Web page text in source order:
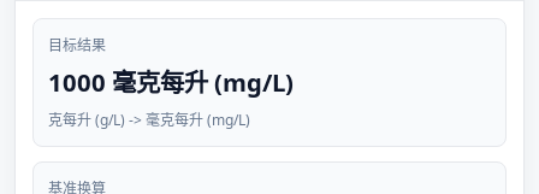
目标结果
1000 毫克每升 (mg/L)
克每升 (g/L) -> 毫克每升 (mg/L)
基准换算